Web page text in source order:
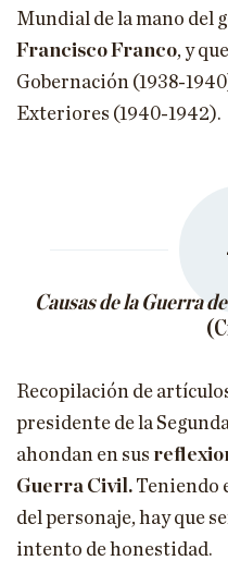
Mundial de la mano del
Francisco Franco, y
Gobernación (1938-
Exteriores (1940-1942).
Causas de la Guerra
Recopilación de
presidente de la
ahondan en sus
Guerra Civil. Teniendo
del personaje, hay que
intento de honestidad.